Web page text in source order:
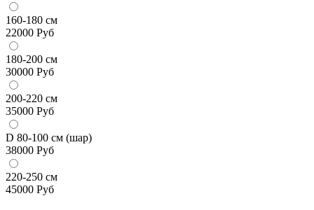
160-180 см
22000 Руб
180-200 см
30000 Руб
200-220 см
35000 Руб
D 80-100 см (шар)
38000 Руб
220-250 см
45000 Руб